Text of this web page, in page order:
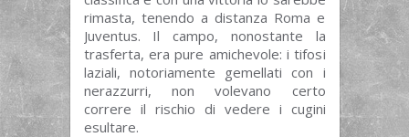
rimasta, tenendo a distanza Roma e
Juventus. Il campo, nonostante la
trasferta, era pure amichevole: i tifosi
laziali, notoriamente gemellati con i
nerazzurri, non volevano certo
correre il rischio di vedere i cugini
esultare.